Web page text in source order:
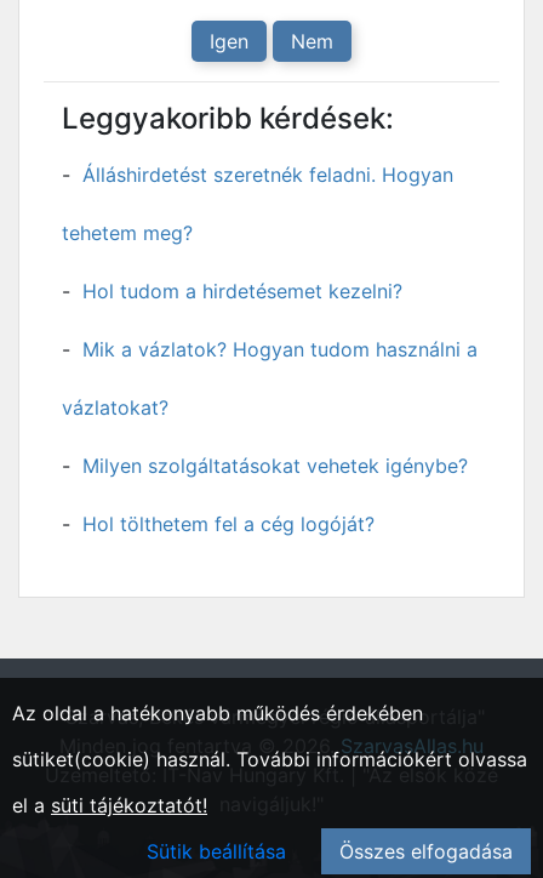
Igen Nem
Leggyakoribb kérdések:
Álláshirdetést szeretnék feladni. Hogyan
tehetem meg?
Hol tudom a hirdetésemet kezelni?
Mik a vázlatok? Hogyan tudom használni a
vázlatokat?
Milyen szolgáltatásokat vehetek igénybe?
Hol tölthetem fel a cég logóját?
"Szarvas, Békés vármegyei régió állásportálja"
Minden jog fentartva © 2026.SzarvasAllas.hu
Üzemeltető: IT-Nav Hungary Kft. | "Az elsők közé
Az oldal a hatékonyabb működés érdekében
sütiket(cookie) használ. További információkért olvassa
el a süti tájékoztatót!
Sütik beállítása
Összes elfogadása